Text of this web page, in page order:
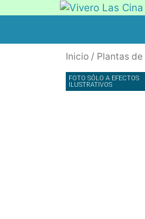
Inicio / Plantas
FOTO SÓLO A EFECTOS
ILUSTRATIVOS